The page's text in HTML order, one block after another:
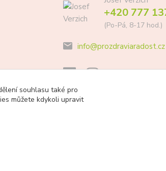
+420 777
(Po-Pá, 8-17 hod.)
info@prozdraviaradost.cz
souhlasu také pro
můžete kdykoli upravit